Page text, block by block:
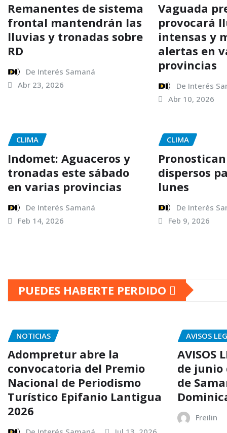
Remanentes de sistema
frontal mantendrán las
lluvias y tronadas sobre
RD
De Interés Samaná
Abr 23, 2026
Vaguada
provocará
intensas y
alertas en
provincias
De Interés
Abr 10, 2026
CLIMA
Indomet: Aguaceros y
tronadas este sábado
en varias provincias
De Interés Samaná
Feb 14, 2026
CLIMA
dispersos
lunes
De Interés
Feb 9, 2026
PUEDES HABERTE PERDIDO
NOTICIAS
Adompretur abre la
convocatoria del Premio
Nacional de Periodismo
Turístico Epifanio Lantigua
2026
AVISOS
AVISOS
de junio
de
Freilin